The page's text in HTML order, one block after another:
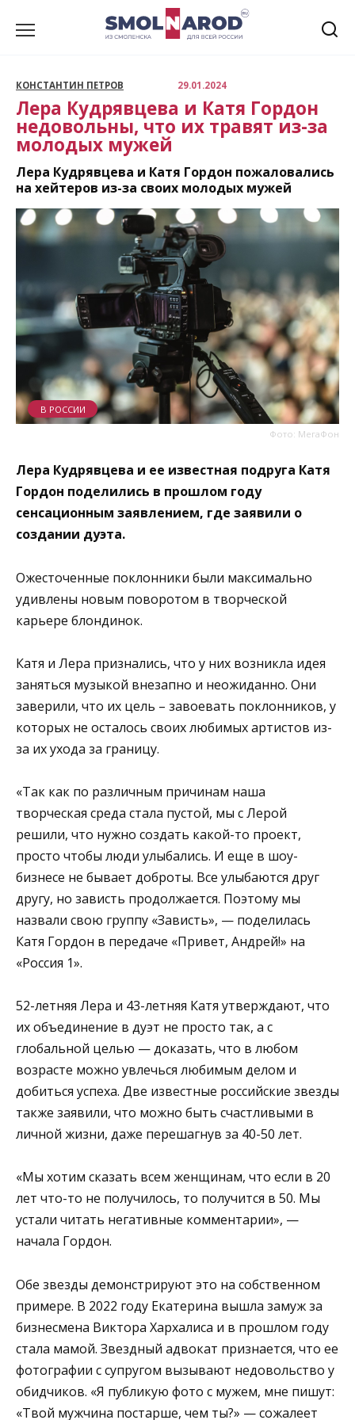
КОНСТАНТИН ПЕТРОВ 29.01.2024
Лера Кудрявцева и Катя Гордон
недовольны, что их травят из-за
молодых мужей
Лера Кудрявцева и Катя Гордон пожаловались
на хейтеров из-за своих молодых мужей
Фото: МегаФон
В РОССИИ
Лера Кудрявцева и ее известная подруга Катя
Гордон поделились в прошлом году
сенсационным заявлением, где заявили о
создании дуэта.
Ожесточенные поклонники были максимально
удивлены новым поворотом в творческой
карьере блондинок.
Катя и Лера признались, что у них возникла идея
заняться музыкой внезапно и неожиданно. Они
заверили, что их цель – завоевать поклонников, у
которых не осталось своих любимых артистов из-
за их ухода за границу.
«Так как по различным причинам наша
творческая среда стала пустой, мы с Лерой
решили, что нужно создать какой-то проект,
просто чтобы люди улыбались. И еще в шоу-
бизнесе не бывает доброты. Все улыбаются друг
другу, но зависть продолжается. Поэтому мы
назвали свою группу «Зависть», — поделилась
Катя Гордон в передаче «Привет, Андрей!» на
«Россия 1».
52-летняя Лера и 43-летняя Катя утверждают, что
их объединение в дуэт не просто так, а с
глобальной целью — доказать, что в любом
возрасте можно увлечься любимым делом и
добиться успеха. Две известные российские звезды
также заявили, что можно быть счастливыми в
личной жизни, даже перешагнув за 40-50 лет.
«Мы хотим сказать всем женщинам, что если в 20
лет что-то не получилось, то получится в 50. Мы
устали читать негативные комментарии», —
начала Гордон.
Обе звезды демонстрируют это на собственном
примере. В 2022 году Екатерина вышла замуж за
бизнесмена Виктора Хархалиса и в прошлом году
стала мамой. Звездный адвокат признается, что ее
фотографии с супругом вызывают недовольство у
обидчиков. «Я публикую фото с мужем, мне пишут:
«Твой мужчина постарше, чем ты?» — сожалеет